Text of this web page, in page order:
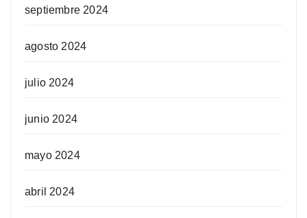
septiembre 2024
agosto 2024
julio 2024
junio 2024
mayo 2024
abril 2024